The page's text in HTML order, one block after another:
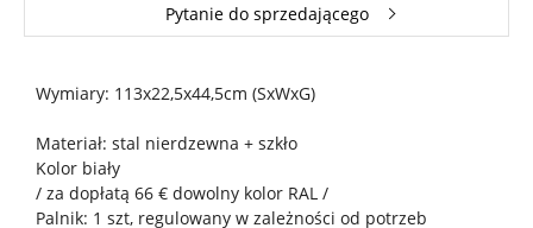
Pytanie do sprzedającego
Wymiary: 113x22,5x44,5cm (SxWxG)
Materiał: stal nierdzewna + szkło
Kolor biały
/ za dopłatą 66 € dowolny kolor RAL /
Palnik: 1 szt, regulowany w zależności od potrzeb